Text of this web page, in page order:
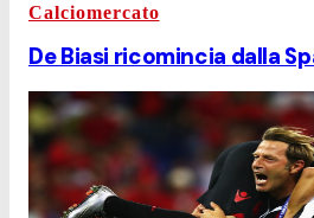
Calciomercato
De Biasi ricomincia dalla